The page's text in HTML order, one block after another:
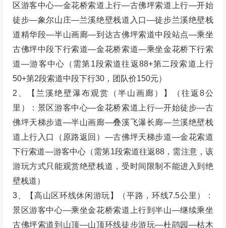
区游客中心—金花桥索道上行—古佛坪索道上行—开始
徒步—象尔山庄—兰溪绝壁栈道入口—徒步兰溪绝壁栈
道精华段—半山画廊—到达古佛坪索道中段站点—乘坐
古佛坪中段下行索道—金花桥索道—乘坐金花桥下行索
道—游客中心（需第1段索道往返88+第二段索道上行
50+第2段索道中段下行30，团队价150元）
2、【兰溪绝壁瀑布观赏（半山画廊）】（往返8公
里）：景区游客中心—金花桥索道上行—开始徒步—古
佛坪天梯步道—半山画廊—叠溪飞瀑长廊—兰溪绝壁栈
道上行入口（原路返回）—古佛坪天梯步道—金花索道
下行索道—游客中心（需第1段索道往返88，需注意，该
游玩方式只能观赏绝壁栈道，受时间限制不能进入到绝
壁栈道）
3、【高山区环线休闲游玩】（平路，环线7.5公里）：
景区游客中心—乘坐金花桥索道上行到半山—继续乘坐
古佛坪索道到山顶—山顶环线徒步游玩—杜鹃园—枯木